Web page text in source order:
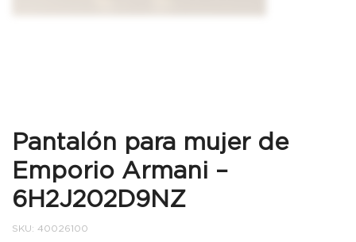
Pantalón para mujer de
Emporio Armani –
6H2J202D9NZ
SKU: 40026100